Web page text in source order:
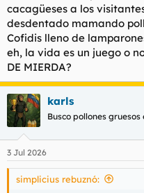
cacagüeses a los
desdentado mamando
Cofidis lleno de
eh, la vida es un juego o
DE MIERDA?
karls
Busco pollones gruesos
3 Jul 2026
simplicius rebuznó: